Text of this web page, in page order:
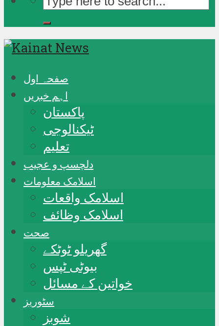
صفحہ اول
اہم خبریں
پاکستان
ٹیکنالوجی
تعلیم
دلچسپ و عجیب
اسلامک معلومات
اسلامک واقعات
اسلامک وظائف
صحت
گھریلو ٹوٹکے
بیوٹی ٹپس
خواتین کے مسائل
سٹوریز
شوبز